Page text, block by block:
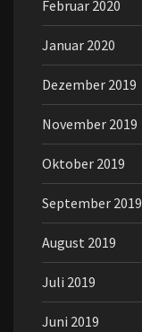
Februar 2020
Januar 2020
Dezember 2019
November 2019
Oktober 2019
September 2019
August 2019
Juli 2019
Juni 2019